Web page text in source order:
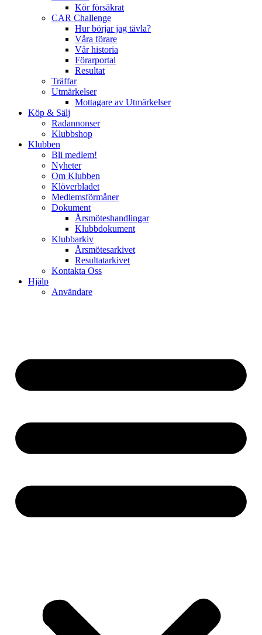
Kör försäkrat
CAR Challenge
Hur börjar jag tävla?
Våra förare
Vår historia
Förarportal
Resultat
Träffar
Utmärkelser
Mottagare av Utmärkelser
Köp & Sälj
Radannonser
Klubbshop
Klubben
Bli medlem!
Nyheter
Om Klubben
Klöverbladet
Medlemsförmåner
Dokument
Årsmöteshandlingar
Klubbdokument
Klubbarkiv
Årsmötesarkivet
Resultatarkivet
Kontakta Oss
Hjälp
Användare